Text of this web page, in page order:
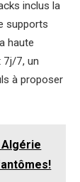
inclus la
supports
haute
7j/7, un
à proposer